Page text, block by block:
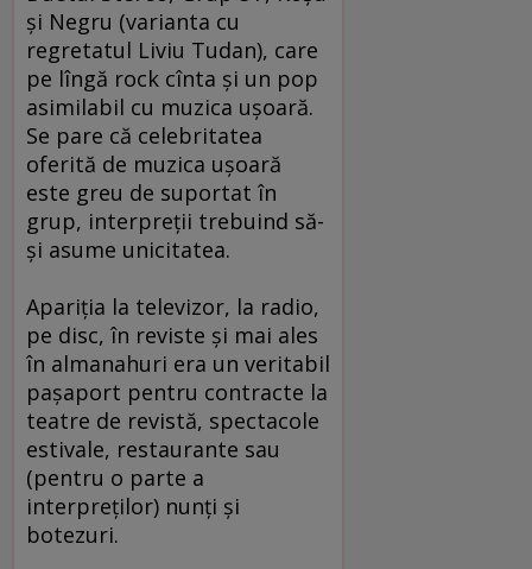
şi Negru (varianta cu
regretatul Liviu Tudan), care
pe lîngă rock cînta şi un pop
asimilabil cu muzica uşoară.
Se pare că celebritatea
oferită de muzica uşoară
este greu de suportat în
grup, interpreţii trebuind să-
şi asume unicitatea.
Apariţia la televizor, la radio,
pe disc, în reviste şi mai ales
în almanahuri era un veritabil
paşaport pentru contracte la
teatre de revistă, spectacole
estivale, restaurante sau
(pentru o parte a
interpreţilor) nunţi şi
botezuri.